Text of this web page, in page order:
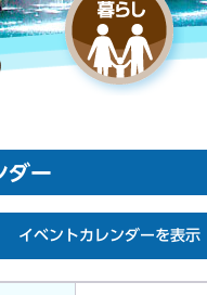
ダー
イベントカレンダーを表示